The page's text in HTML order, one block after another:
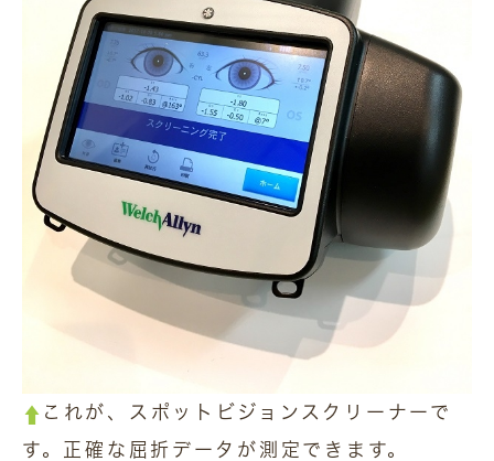
これが、スポットビジョンスクリーナーで
す。正確な屈折データが測定できます。